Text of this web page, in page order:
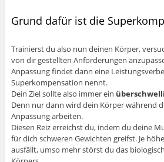
Grund dafür ist die
Trainierst du also nun deinen Körper,
von dir gestellten Anforderungen
Anpassung findet dann eine
Superkompensation nennt.
Dein Ziel sollte also immer ein
Denn nur dann wird dein Körper während
Anpassung arbeiten.
Diesen Reiz erreichst du, indem du deine
für dich schweren Gewichten greifst. Je
ausfällt, umso mehr störst du das